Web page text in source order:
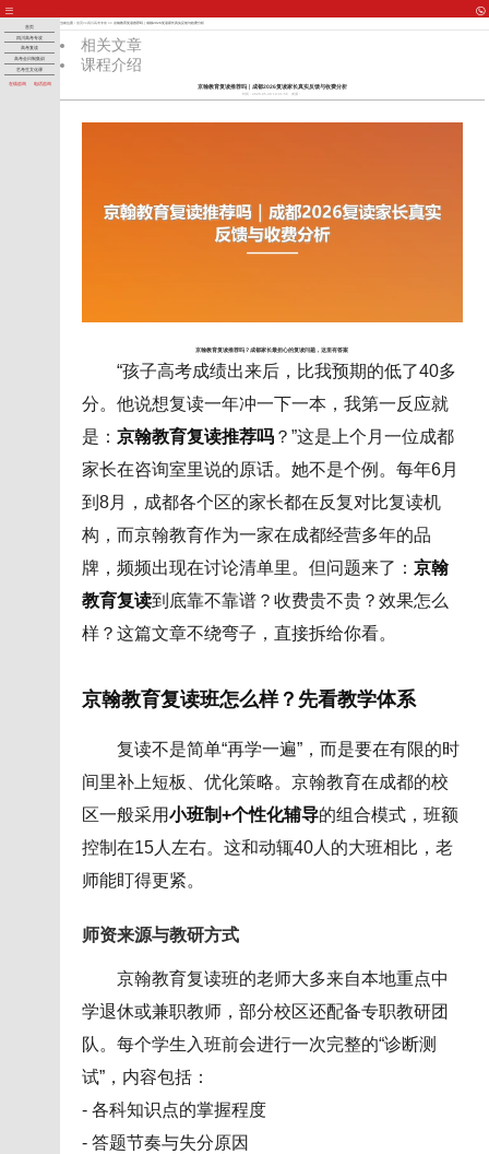
首页
四川高考专攻
高考复读
高考全日制集训
艺考生文化课
在线咨询 电话咨询
当前位置： 首页 >>四川高考专攻>> 京翰教育复读推荐吗｜成都2026复读家长真实反馈与收费分析
相关文章
课程介绍
京翰教育复读推荐吗｜成都2026复读家长真实反馈与收费分析
时间：2026-05-30 10:21:55 来源：
京翰教育复读推荐吗？成都家长最担心的复读问题，这里有答案
“孩子高考成绩出来后，比我预期的低了40多
分。他说想复读一年冲一下一本，我第一反应就
是： 京翰教育复读推荐吗？”这是上个月一位成都
家长在咨询室里说的原话。她不是个例。每年6月
到8月，成都各个区的家长都在反复对比复读机
构，而京翰教育作为一家在成都经营多年的品
牌，频频出现在讨论清单里。但问题来了： 京翰
教育复读到底靠不靠谱？收费贵不贵？效果怎么
样？这篇文章不绕弯子，直接拆给你看。
京翰教育复读班怎么样？先看教学体系
复读不是简单“再学一遍”，而是要在有限的时
间里补上短板、优化策略。京翰教育在成都的校
区一般采用小班制+个性化辅导的组合模式，班额
控制在15人左右。这和动辄40人的大班相比，老
师能盯得更紧。
师资来源与教研方式
京翰教育复读班的老师大多来自本地重点中
学退休或兼职教师，部分校区还配备专职教研团
队。每个学生入班前会进行一次完整的“诊断测
试”，内容包括：
- 各科知识点的掌握程度
- 答题节奏与失分原因